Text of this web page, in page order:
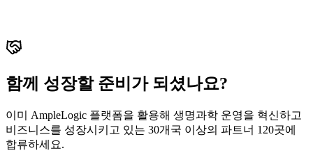
함께 성장할 준비가 되셨나요?
이미 AmpleLogic 플랫폼을 활용해 생명과학 운영을 혁신하고
비즈니스를 성장시키고 있는 30개국 이상의 파트너 120곳에
합류하세요.